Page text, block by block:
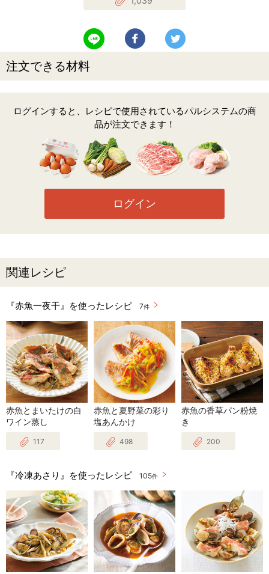
LINEで送る Facebookでシェアする
注文できる材料
ログインすると、レシピで使用されているパルシステムの商
品が注文できます！
ログイン
関連レシピ
『赤魚一夜干』を使ったレシピ 7件
赤魚とまいたけの白
ワイン蒸し
117
赤魚と夏野菜の彩り
塩あんかけ
498
赤魚の香草パン粉焼
き
200
『冷凍あさり』を使ったレシピ 105件